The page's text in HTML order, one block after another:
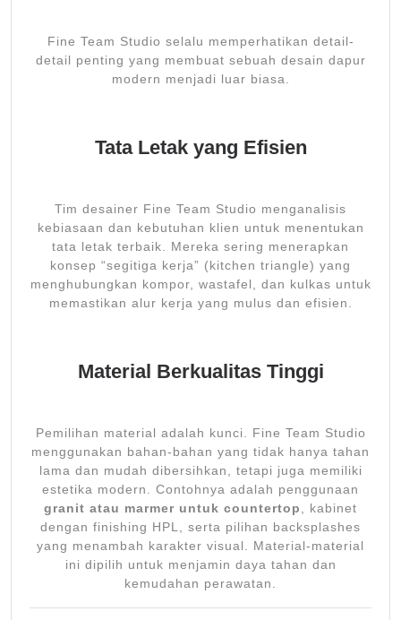
Fine Team Studio selalu memperhatikan detail-
detail penting yang membuat sebuah desain dapur
modern menjadi luar biasa.
Tata Letak yang Efisien
Tim desainer Fine Team Studio menganalisis
kebiasaan dan kebutuhan klien untuk menentukan
tata letak terbaik. Mereka sering menerapkan
konsep “segitiga kerja” (kitchen triangle) yang
menghubungkan kompor, wastafel, dan kulkas untuk
memastikan alur kerja yang mulus dan efisien.
Material Berkualitas Tinggi
Pemilihan material adalah kunci. Fine Team Studio
menggunakan bahan-bahan yang tidak hanya tahan
lama dan mudah dibersihkan, tetapi juga memiliki
estetika modern. Contohnya adalah penggunaan
granit atau marmer untuk countertop, kabinet
dengan finishing HPL, serta pilihan backsplashes
yang menambah karakter visual. Material-material
ini dipilih untuk menjamin daya tahan dan
kemudahan perawatan.